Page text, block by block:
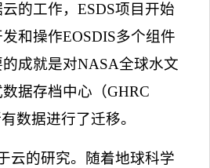
的工作，ESDS项目开始
和操作EOSDIS多个组件
成就是对NASA全球水文
据存档中心（GHRC
数据进行了迁移。
云的研究。随着地球科学